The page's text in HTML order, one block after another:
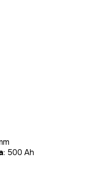
: 500 Ah